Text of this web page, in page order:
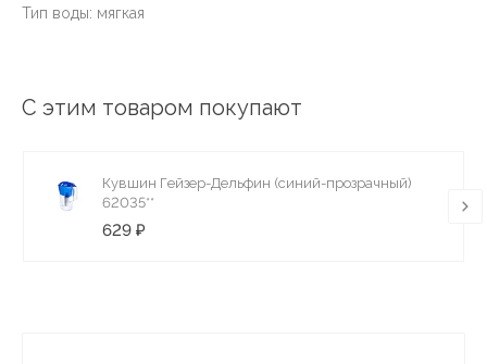
Тип воды: мягкая
С этим товаром покупают
Кувшин Гейзер-Дельфин (синий-прозрачный)
62035**
629 ₽